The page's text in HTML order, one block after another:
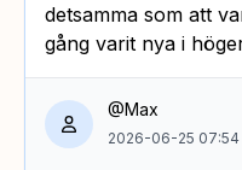
detsamma som att
gång varit nya i
@Max
2026-06-25 07:54